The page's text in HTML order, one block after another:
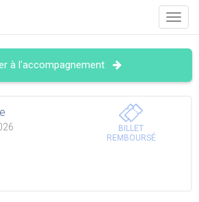
Menu
à l'accompagnement
BILLET
REMBOURSÉ